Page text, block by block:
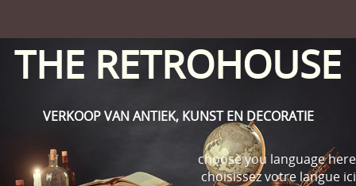
THE RETROHOUSE
VERKOOP VAN ANTIEK, KUNST EN DECORATIE
choose you language here
choisissez votre langue ici